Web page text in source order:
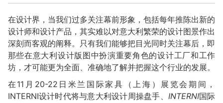
在设计界，当我们过多关注幕前形象，包括每年推陈出新的
设计师和设计产品，其实难以对意大利繁荣的设计图景作出
深刻而客观的阐释。只有我们能够把目光同时关注幕后，即
那些在意大利设计版图中扮演重要角色的设计工厂和工作
坊，才可能更为全面、准确地了解并把握这个行业的发展。
在11月20-22日米兰国际家具（上海）展览会期间，
INTERNI设计时代将与意大利设计周操盘手、 INTERNI国际